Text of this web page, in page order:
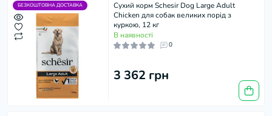
БЕЗКОШТОВНА ДОСТАВКА
Сухий корм Schesir Dog Large Adult
Chicken для собак великих порід з
куркою, 12 кг
В наявності
0
3 362 грн